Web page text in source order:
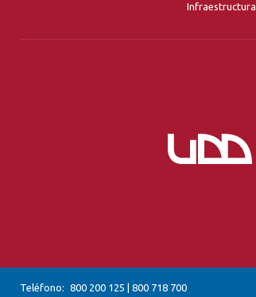
Infraestructura
Teléfono: 800 200 125 | 800 718 700